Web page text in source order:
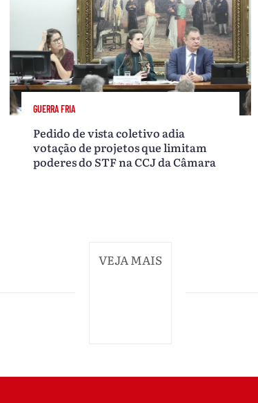
GUERRA FRIA
Pedido de vista coletivo adia
votação de projetos que limitam
poderes do STF na CCJ da Câmara
VEJA MAIS